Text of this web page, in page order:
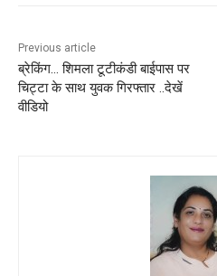
Previous article
ब्रेकिंग… शिमला टूटीकंडी बाईपास पर
चिट्टा के साथ युवक गिरफ्तार ..देखें
वीडियो